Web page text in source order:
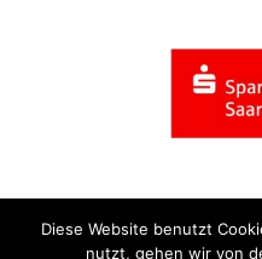
Diese Website benutzt
nutzt, gehen wir von